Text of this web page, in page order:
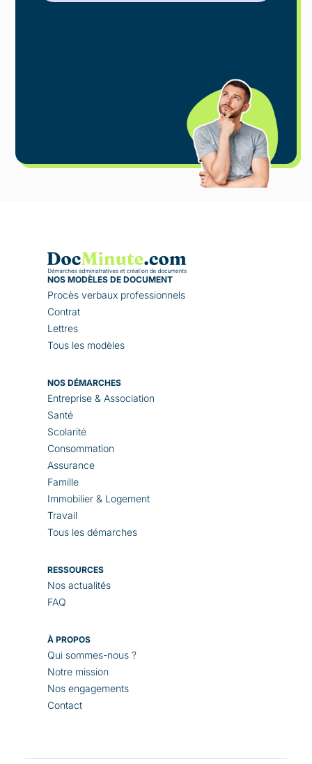
NOS MODÈLES DE DOCUMENT
Procès verbaux professionnels
Contrat
Lettres
Tous les modèles
NOS DÉMARCHES
Entreprise & Association
Santé
Scolarité
Consommation
Assurance
Famille
Immobilier & Logement
Travail
Tous les démarches
RESSOURCES
Nos actualités
FAQ
À PROPOS
Qui sommes-nous ?
Notre mission
Nos engagements
Contact